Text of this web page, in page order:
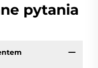
pytania